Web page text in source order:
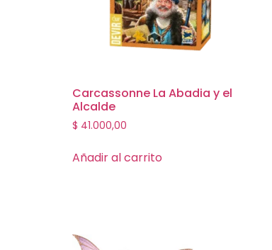
Carcassonne La Abadia y el
Alcalde
$ 41.000,00
Añadir al carrito